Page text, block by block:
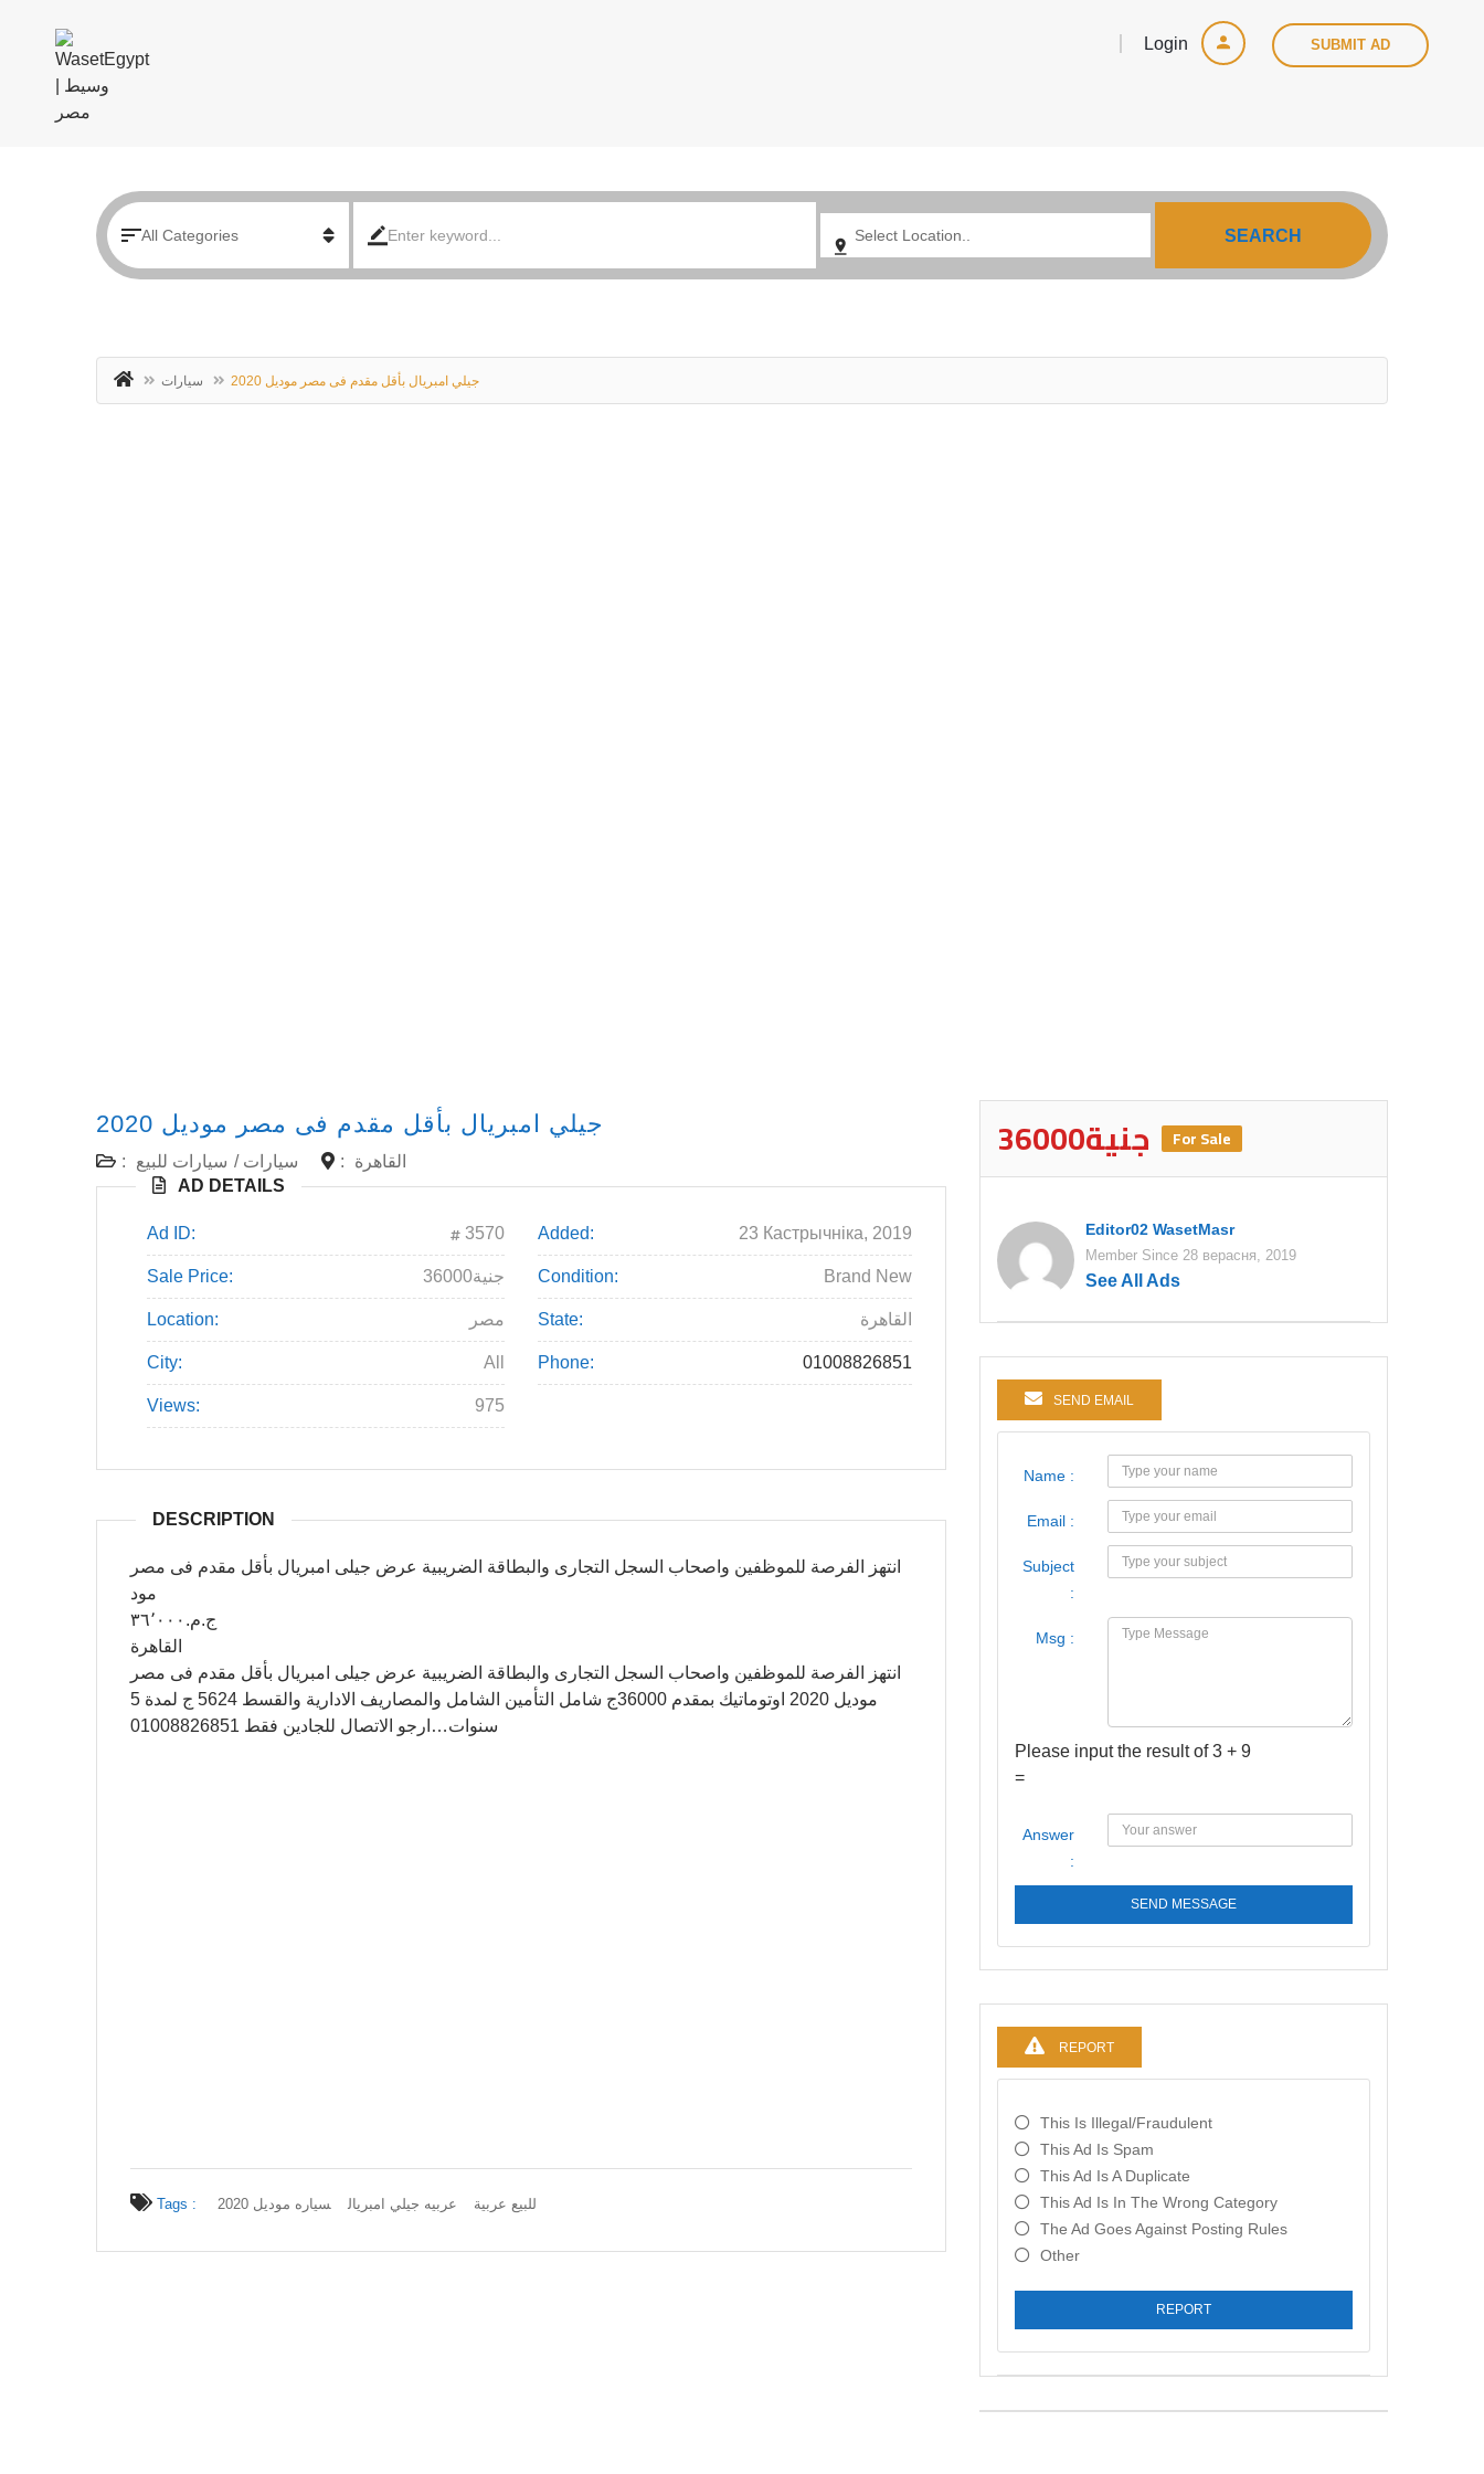
Login SUBMIT AD
SEARCH
سيارات جيلي امبريال بأقل مقدم فى مصر موديل 2020
جيلي امبريال بأقل مقدم فى مصر موديل 2020
: سيارات / سيارات للبيع :
القاهرة
AD DETAILS
Ad ID: 3570 Added: 23 Кастрычніка, 2019
Sale Price: 36000جنية Condition: Brand New
Location: مصر State: القاهرة
City: All Phone: 01008826851
Views: 975
DESCRIPTION
انتهز الفرصة للموظفين واصحاب السجل التجارى والبطاقة الضريبية عرض جيلى امبريال بأقل مقدم فى مصر
مود
ج.م.٣٦٬٠٠٠
القاهرة
انتهز الفرصة للموظفين واصحاب السجل التجارى والبطاقة الضريبية عرض جيلى امبريال بأقل مقدم فى مصر
موديل 2020 اوتوماتيك بمقدم 36000ج شامل التأمين الشامل والمصاريف الادارية والقسط 5624 ج لمدة 5
سنوات…ارجو الاتصال للجادين فقط 01008826851
Tags : للبيع عربية عربيه جيلي امبريال سياره موديل 2020
36000جنية For Sale
Editor02 WasetMasr
Member Since 28 верасня, 2019
See All Ads
SEND EMAIL
Name :
Email :
Subject
:
Msg :
Please input the result of 3 + 9
=
Answer
:
SEND MESSAGE
REPORT
This Is Illegal/fraudulent
This Ad Is Spam
This Ad Is A Duplicate
This Ad Is In The Wrong Category
The Ad Goes Against Posting Rules
Other
REPORT